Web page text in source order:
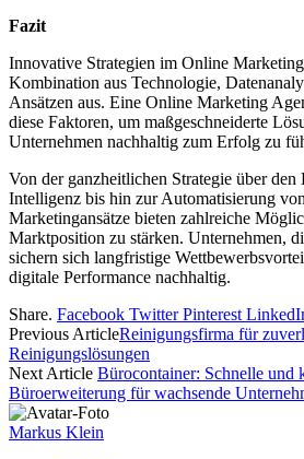
Fazit
Innovative Strategien im Online
Kombination aus Technologie,
Ansätzen aus. Eine Online Marketing
diese Faktoren, um maßgeschneiderte
Unternehmen nachhaltig zum Erfolg zu
Von der ganzheitlichen Strategie über
Intelligenz bis hin zur Automatisierung
Marketingansätze bieten zahlreiche
Marktposition zu stärken. Unternehmen,
sichern sich langfristige
digitale Performance nachhaltig.
Share. Facebook Twitter Pinterest
Previous ArticleReinigungsfirma für
Reinigungslösungen
Next Article Bürocontainer: Schnelle und
Büroerweiterung für wachsende
Markus Klein